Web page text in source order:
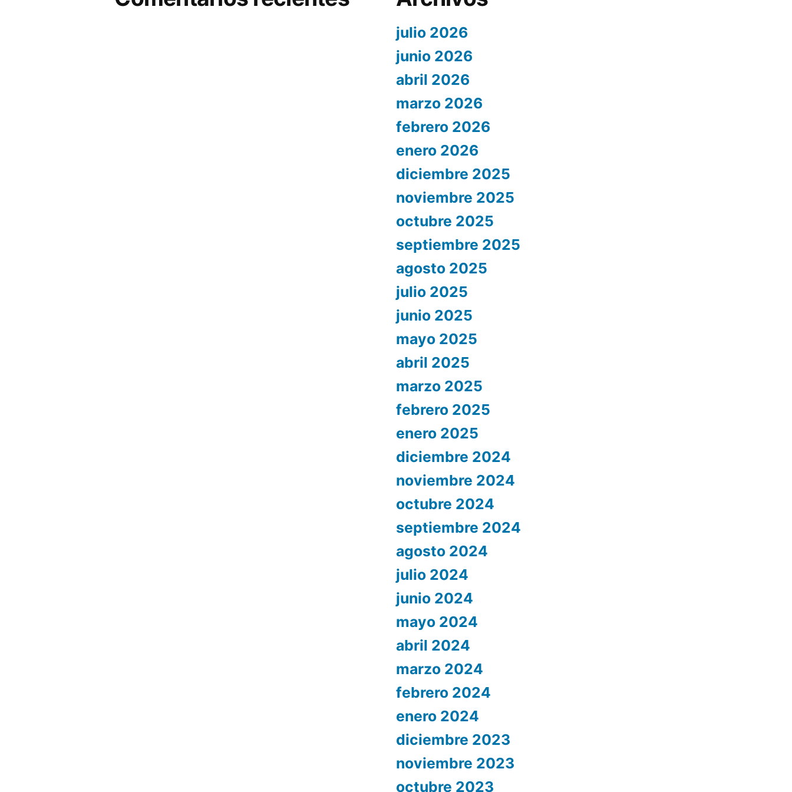
julio 2026
junio 2026
abril 2026
marzo 2026
febrero 2026
enero 2026
diciembre 2025
noviembre 2025
octubre 2025
septiembre 2025
agosto 2025
julio 2025
junio 2025
mayo 2025
abril 2025
marzo 2025
febrero 2025
enero 2025
diciembre 2024
noviembre 2024
octubre 2024
septiembre 2024
agosto 2024
julio 2024
junio 2024
mayo 2024
abril 2024
marzo 2024
febrero 2024
enero 2024
diciembre 2023
noviembre 2023
octubre 2023